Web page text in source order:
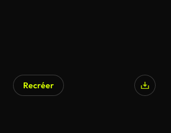
Recréer